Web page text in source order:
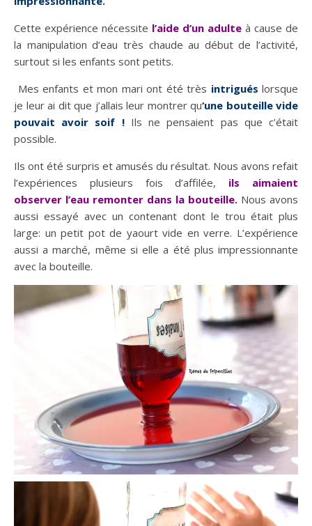
Cette expérience nécessite l’aide d’un adulte à cause de
la manipulation d’eau très chaude au début de l’activité,
surtout si les enfants sont petits.
Mes enfants et mon mari ont été très intrigués lorsque
je leur ai dit que j’allais leur montrer qu‘une bouteille vide
pouvait avoir soif ! Ils ne pensaient pas que c’était
possible.
Ils ont été surpris et amusés du résultat. Nous avons refait
l’expériences plusieurs fois d’affilée, ils aimaient
observer l’eau remonter dans la bouteille. Nous avons
aussi essayé avec un contenant dont le trou était plus
large: un petit pot de yaourt vide en verre. L’expérience
aussi a marché, même si elle a été plus impressionnante
avec la bouteille.